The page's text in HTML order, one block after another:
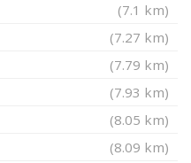
(7.1 km)
(7.27 km)
(7.79 km)
(7.93 km)
(8.05 km)
(8.09 km)